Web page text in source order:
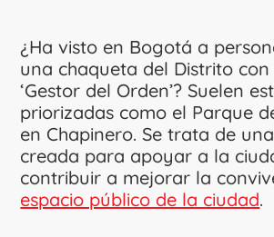
¿Ha visto en Bogotá a
una chaqueta del Distrito
‘Gestor del Orden’? Suelen
priorizadas como el Parque
en Chapinero. Se trata de
creada para apoyar a la
contribuir a mejorar la
espacio público de la ciudad.